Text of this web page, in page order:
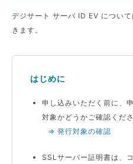
デジサート サーバ ID EV につい
きます。
はじめに
申し込みいただく前に、
対象かどうかご確認くださ
⇒ 発行対象の確認
SSLサーバー証明書は、